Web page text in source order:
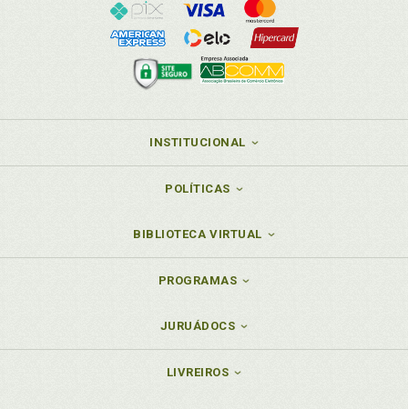
INSTITUCIONAL
POLÍTICAS
BIBLIOTECA VIRTUAL
PROGRAMAS
JURUÁDOCS
LIVREIROS